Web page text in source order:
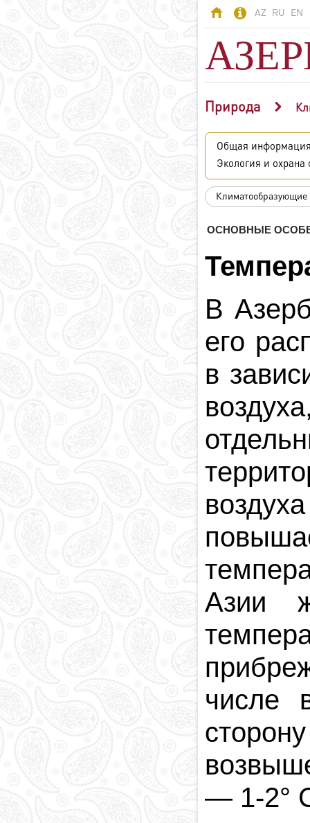
AZ RU EN
АЗЕРБАЙДЖАН
Азербайджан -
страна огней
Население
Политическая
Государственные
символы
язык
Религия в
Национальная
Столица
Коды и индексы
Кровавая память
Природа
Общая
Экология и
Климатообразующие
ОСНОВНЫЕ
В
его
в
Азии
числе
— 1-2°